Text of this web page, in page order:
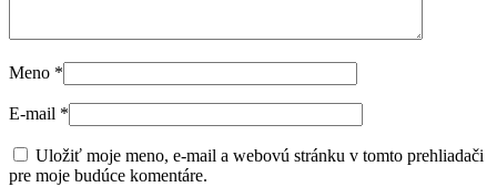
Meno *
E-mail *
Uložiť moje meno, e-mail a webovú stránku v tomto prehliadači
pre moje budúce komentáre.